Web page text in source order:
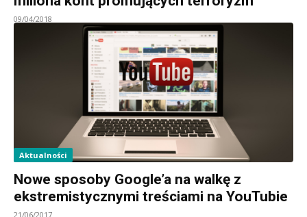
09/04/2018
Aktualności
Nowe sposoby Google’a na walkę z
ekstremistycznymi treściami na YouTubie
21/06/2017